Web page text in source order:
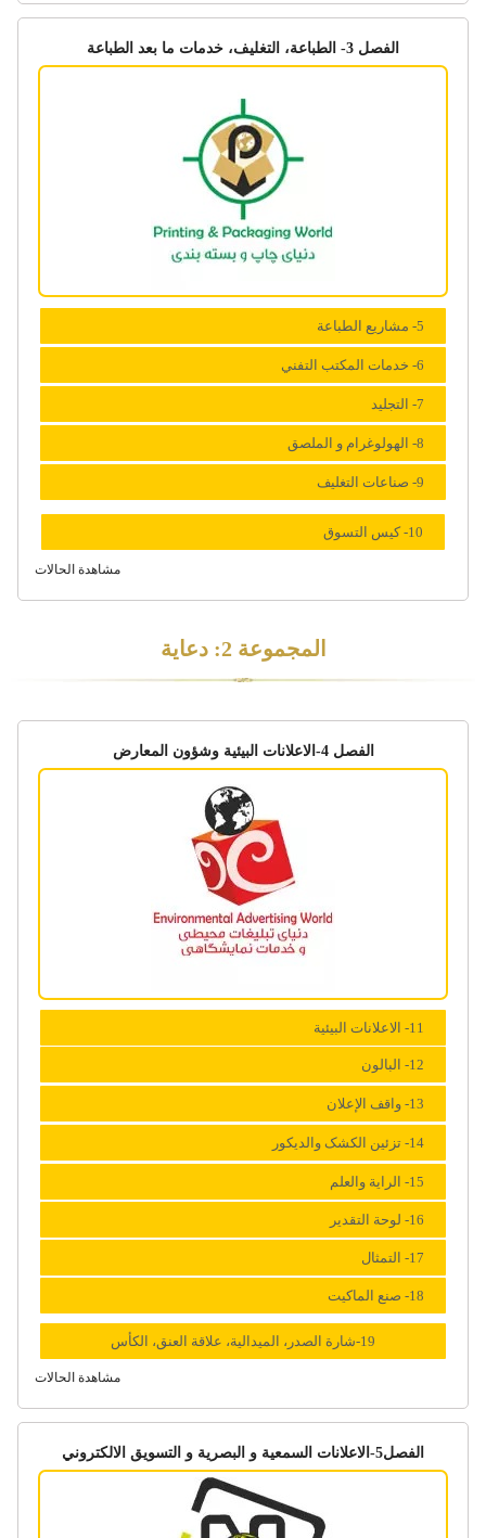
الفصل 3- الطباعة، التغلیف، خدمات ما بعد الطباعة
5- مشاریع الطباعة
6- خدمات المکتب التفني
7- التجلید
8- الهولوغرام و الملصق
9- صناعات التغلیف
10- کیس التسوق
مشاهدة الحالات
المجموعة 2: دعاية
الفصل 4-الاعلانات البیئیة وشؤون المعارض
11- الاعلانات البیئیة
12- البالون
13- واقف الإعلان
14- تزئین الکشک والدیکور
15- الرایة والعلم
16- لوحة التقدیر
17- التمثال
18- صنع الماکیت
19-شارة الصدر، المیدالیة، علاقة العنق، الکأس
مشاهدة الحالات
الفصل5-الاعلانات السمعیة و البصریة و التسویق الالکتروني